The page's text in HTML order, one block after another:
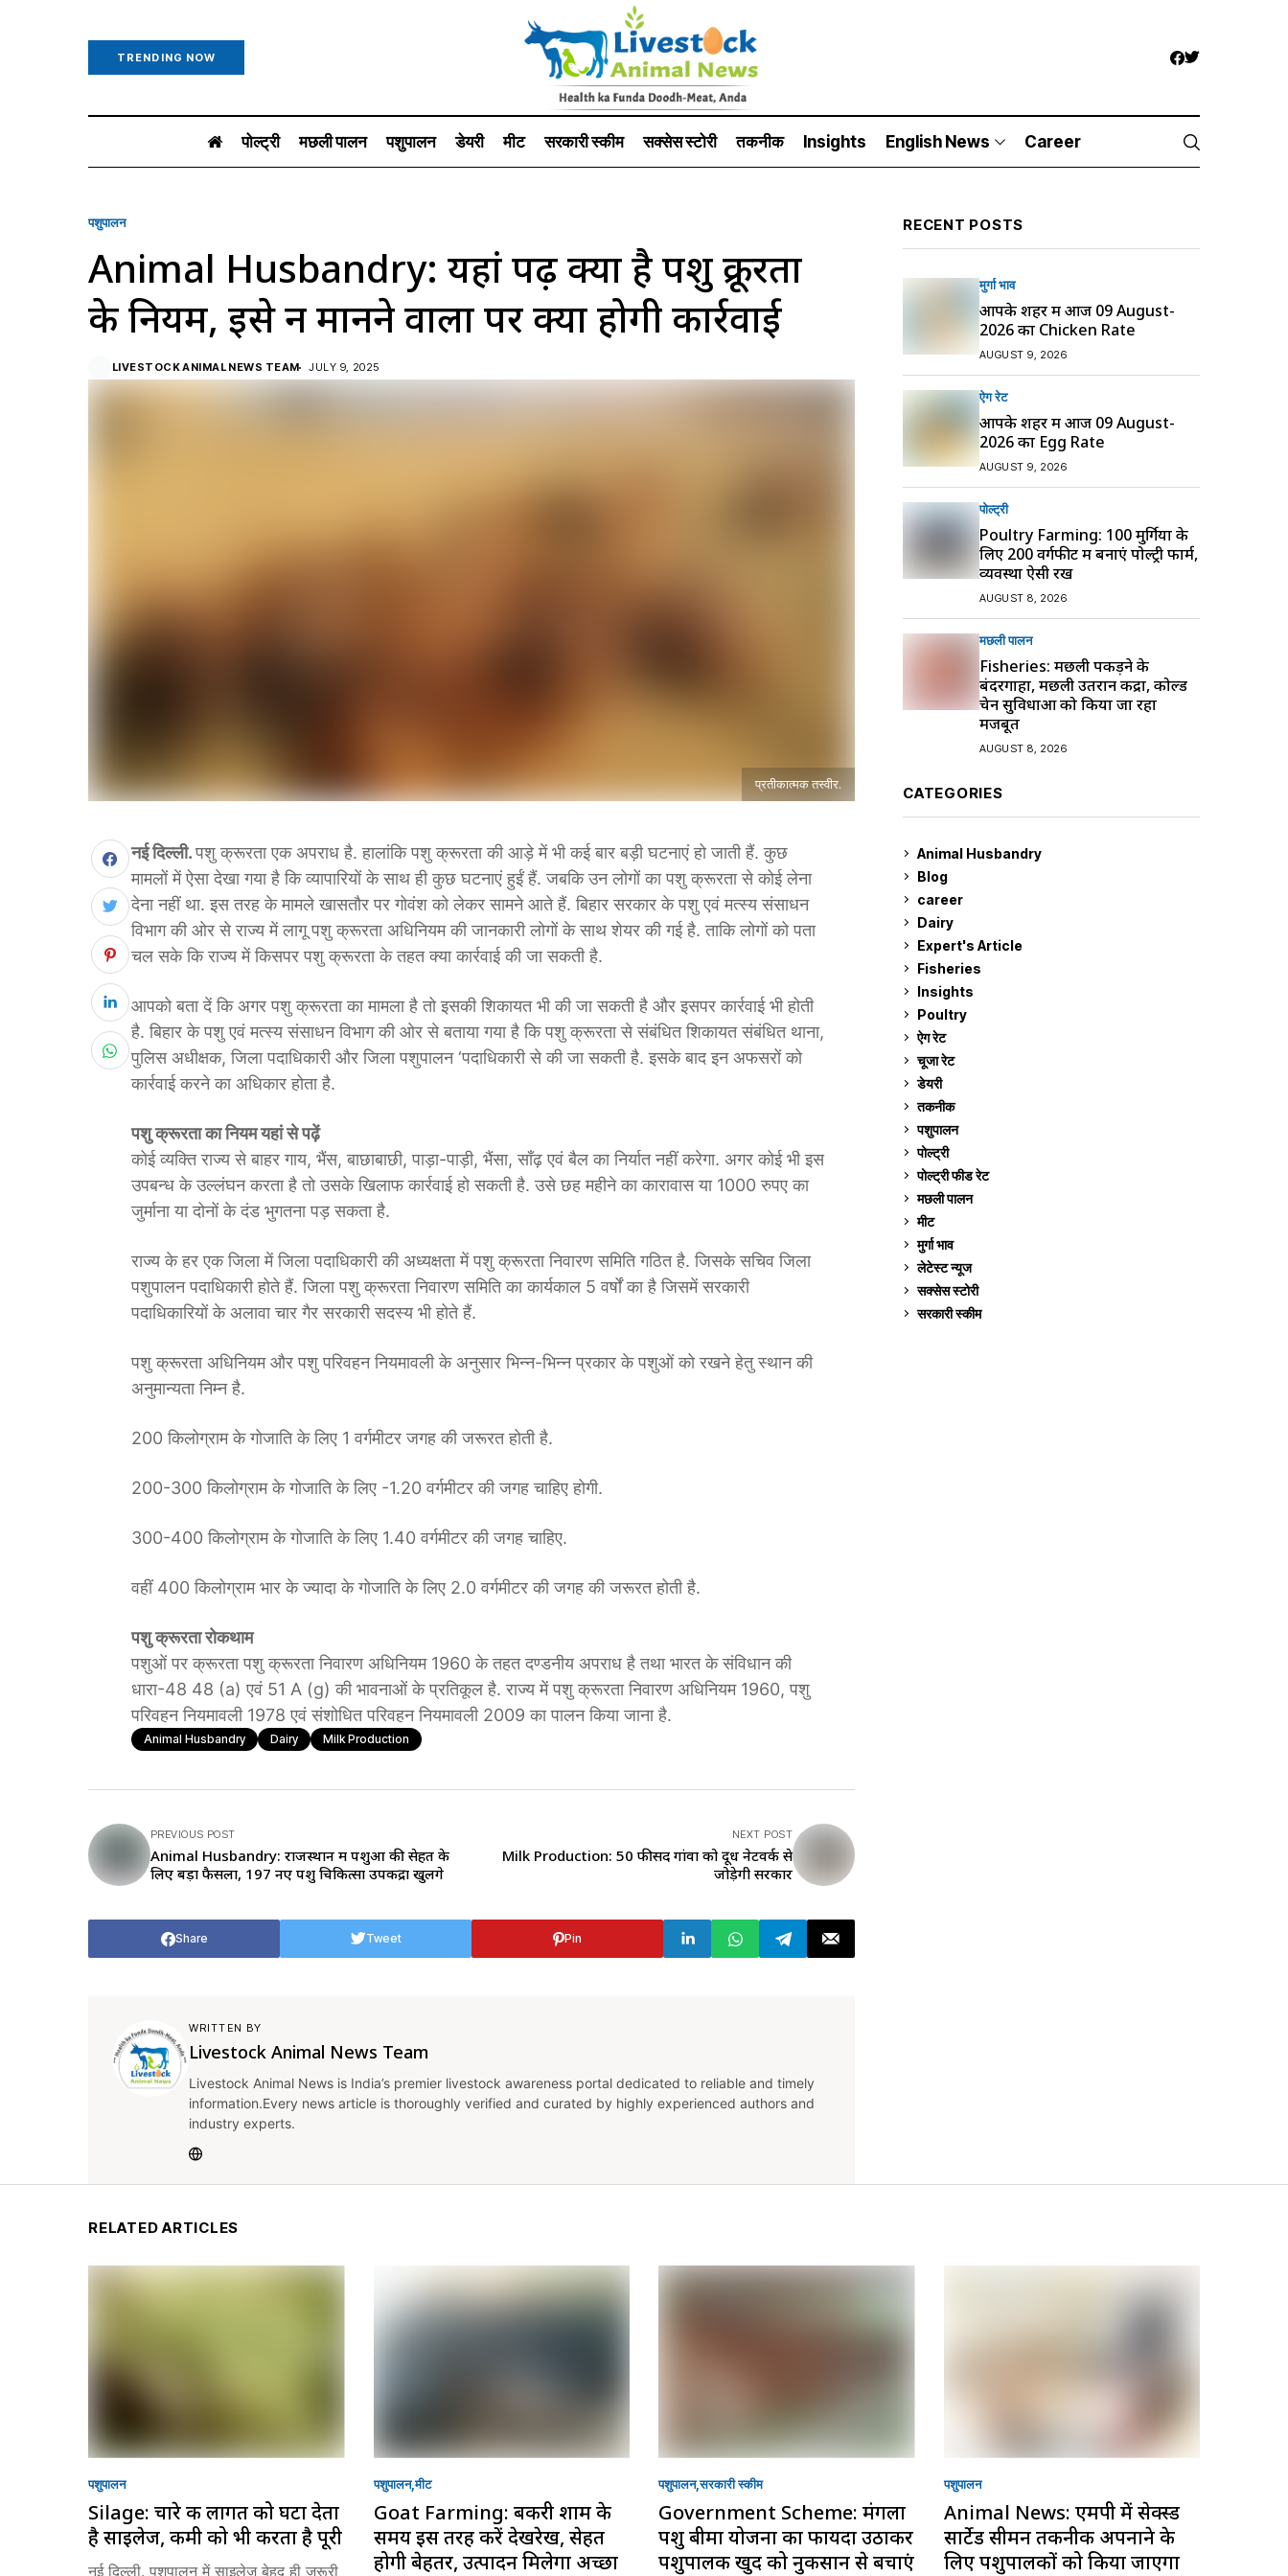
TRENDING NOW
पोल्ट्री मछली पालन पशुपालन डेयरी मीट सरकारी स्की‍म सक्सेस स्टो‍री तकनीक Insights English News Career
पशुपालन
Animal Husbandry: यहां पढ़ें क्या है पशु क्रूरता
के नियम, ​इसे न मानने वालों पर क्या होगी कार्रवाई
LIVESTOCK ANIMAL NEWS TEAM JULY 9, 2025
प्रतीकात्मक तस्वीर.
नई दिल्ली.पशु क्रूरता एक अपराध है. हालांकि पशु क्रूरता की आड़े में भी कई बार बड़ी घटनाएं हो जाती हैं. कुछ
मामलों में ऐसा देखा गया है कि व्यापारियों के साथ ही कुछ घटनाएं हुईं हैं. जबकि उन लोगों का पशु क्रूरता से कोई लेना
देना नहीं था. इस तरह के मामले खासतौर पर गोवंश को लेकर सामने आते हैं. बिहार सरकार के पशु एवं मत्स्य संसाधन
विभाग की ओर से राज्य में लागू पशु क्रूरता अधिनियम की जानकारी लोगों के साथ शेयर की गई है. ताकि लोगों को पता
चल सके कि राज्य में किसपर पशु क्रूरता के तहत क्या कार्रवाई की जा सकती है.
आपको बता दें कि अगर पशु क्रूरता का मामला है तो इसकी शिकायत भी की जा सकती है और इसपर कार्रवाई भी होती
है. बिहार के पशु एवं मत्स्य संसाधन विभाग की ओर से बताया गया है कि पशु क्रूरता से संबंधित शिकायत संबंधित थाना,
पुलिस अधीक्षक, जिला पदाधिकारी और जिला पशुपालन ‘पदाधिकारी से की जा सकती है. इसके बाद इन अफसरों को
कार्रवाई करने का अधिकार होता है.
पशु क्रूरता का​ नियम यहां से पढ़ें
कोई व्यक्ति राज्य से बाहर गाय, भैंस, बाछाबाछी, पाड़ा-पाड़ी, भैंसा, साँढ़ एवं बैल का निर्यात नहीं करेगा. अगर कोई भी इस
उपबन्ध के उल्लंघन करता है तो उसके खिलाफ कार्रवाई हो सकती है. उसे छह महीने का कारावास या 1000 रुपए का
जुर्माना या दोनों के दंड भुगतना पड़ सकता है.
राज्य के हर एक जिला में जिला पदाधिकारी की अध्यक्षता में पशु क्रूरता निवारण समिति गठित है. जिसके सचिव जिला
पशुपालन पदाधिकारी होते हैं. जिला पशु क्रूरता निवारण समिति का कार्यकाल 5 वर्षों का है जिसमें सरकारी
पदाधिकारियों के अलावा चार गैर सरकारी सदस्य भी होते हैं.
पशु क्रूरता अधिनियम और पशु परिवहन नियमावली के अनुसार भिन्न-भिन्न प्रकार के पशुओं को रखने हेतु स्थान की
अनुमान्यता निम्न है.
200 किलोग्राम के गोजाति के लिए 1 वर्गमीटर जगह की जरूरत होती है.
200-300 किलोग्राम के गोजाति के लिए -1.20 वर्गमीटर की जगह चाहिए होगी.
300-400 किलोग्राम के गोजाति के लिए 1.40 वर्गमीटर की जगह चाहिए.
वहीं 400 किलोग्राम भार के ज्यादा के गोजाति के लिए 2.0 वर्गमीटर की जगह की जरूरत होती है.
पशु क्रूरता रोकथाम
पशुओं पर क्रूरता पशु क्रूरता निवारण अधिनियम 1960 के तहत दण्डनीय अपराध है तथा भारत के संविधान की
धारा-48 48 (a) एवं 51 A (g) की भावनाओं के प्रतिकूल है. राज्य में पशु क्रूरता निवारण अधिनियम 1960, पशु
परिवहन नियमावली 1978 एवं संशोधित परिवहन नियमावली 2009 का पालन किया जाना है.
Animal Husbandry Dairy Milk Production
PREVIOUS POST
Animal Husbandry: राजस्थान में पशुओं की सेहत के
लिए बड़ा फैसला, 197 नए पशु चिकित्सा उपकेंद्रों खुलेंगे
NEXT POST
Milk Production: 50 फीसद गांवों को दूध नेटवर्क से
जोड़ेगी सरकार
Share Tweet Pin
WRITTEN BY
Livestock Animal News Team
Livestock Animal News is India’s premier livestock awareness portal dedicated to reliable and timely
information.Every news article is thoroughly verified and curated by highly experienced authors and
industry experts.
RECENT POSTS
मुर्गा भाव
आपके शहर में आज 09 August-
2026 का Chicken Rate
AUGUST 9, 2026
ऐग रेट
आपके शहर में आज 09 August-
2026 का Egg Rate
AUGUST 9, 2026
पोल्ट्री
Poultry Farming: 100 मुर्गियों के
लिए 200 वर्गफीट में बनाएं पोल्ट्री फार्म,
व्यवस्था ऐसी रखें
AUGUST 8, 2026
मछली पालन
Fisheries: मछली पकड़ने के
बंदरगाहों, मछली उतरान केंद्रों, कोल्ड
चेन सुविधाओं को किया जा रहा
मजबूत
AUGUST 8, 2026
CATEGORIES
Animal Husbandry
Blog
career
Dairy
Expert's Article
Fisheries
Insights
Poultry
ऐग रेट
चूजा रेट
डेयरी
तकनीक
पशुपालन
पोल्ट्री
पोल्ट्री फीड रेट
मछली पालन
मीट
मुर्गा भाव
लेटेस्ट न्यूज
सक्सेस स्टो‍री
सरकारी स्की‍म
RELATED ARTICLES
पशुपालन
Silage: चारे की लागत को घटा देता
है साइलेज, कमी को भी करता है पूरी
नई दिल्ली. पशुपालन में साइलेज बेहद ही जरूरी
पशुपालन मीट
Goat Farming: बकरी शाम के
समय इस तरह करें देखरेख, सेहत
होगी बेहतर, उत्पादन मिलेगा अच्छा
पशुपालन सरकारी स्की‍म
Government Scheme: मंगला
पशु बीमा योजना का फायदा उठाकर
पशुपालक खुद को नुकसान से बचाएं
पशुपालन
Animal News: एमपी में सेक्स्ड
सार्टेड सीमन तकनीक अपनाने के
लिए पशुपालकों को किया जाएगा